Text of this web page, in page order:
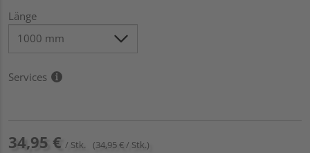
Länge
Services
34,95 € / Stk. (34,95 € / Stk.)